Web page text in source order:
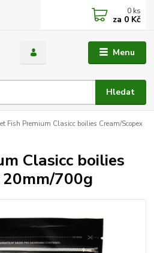
Menu
Hledat
0 ks
za 0 Kč
Fish Premium Clasicc boilies Cream/Scopex
Clasicc boilies
20mm/700g